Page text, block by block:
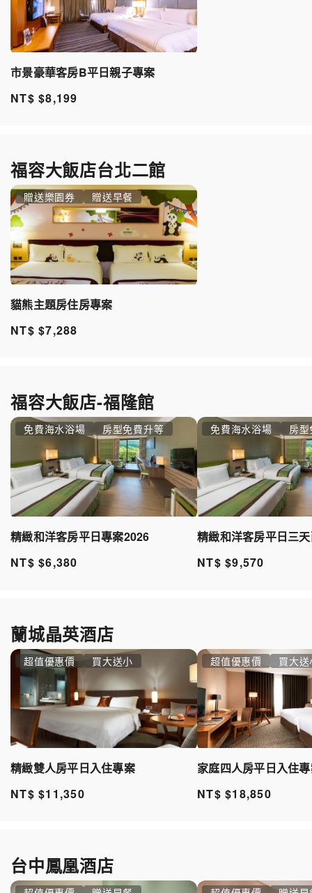
市景豪華客房B平日親子專案
NT$ $8,199
福容大飯店台北二館
贈送樂園券 贈送早餐
貓熊主題房住房專案
NT$ $7,288
福容大飯店-福隆館
免費海水浴場 房型免費升等
精緻和洋客房平日專案2026
NT$ $6,380
免費海水浴場 房
精緻和洋客房平日三
NT$ $9,570
蘭城晶英酒店
超值優惠價 買大送小
精緻雙人房平日入住專案
NT$ $11,350
超值優惠價 買大
家庭四人房平日入住
NT$ $18,850
台中鳳凰酒店